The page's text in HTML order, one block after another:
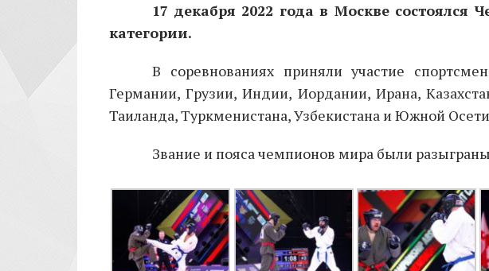
17 декабря 2022 года в Москве
категории.
В соревнованиях приняли участие
Германии, Грузии, Индии, Иордании, Ирана,
Таиланда, Туркменистана, Узбекистана и Южной
Звание и пояса чемпионов мира были разыграны